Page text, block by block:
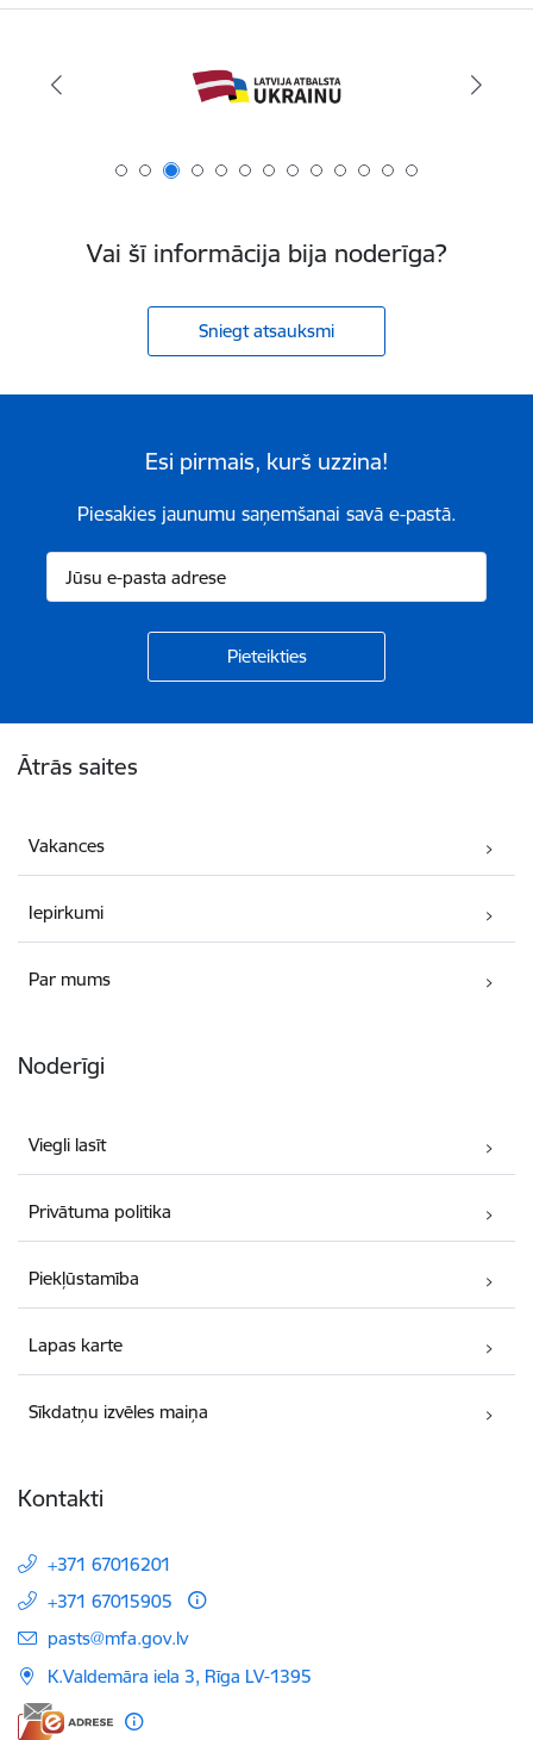
Vai šī informācija bija noderīga?
Sniegt atsauksmi
Esi pirmais, kurš uzzina!
Piesakies jaunumu saņemšanai savā e-pastā.
Ātrās saites
Vakances
Iepirkumi
Par mums
Noderīgi
Viegli lasīt
Privātuma politika
Piekļūstamība
Lapas karte
Sīkdatņu izvēles maiņa
Kontakti
+371 67016201
+371 67015905
E-pasts:
pasts@mfa.gov.lv
K.Valdemāra iela 3, Rīga LV-1395